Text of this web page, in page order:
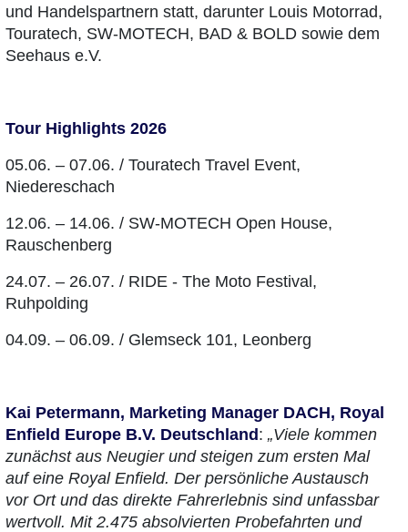
und Handelspartnern statt, darunter Louis Motorrad,
Touratech, SW-MOTECH, BAD & BOLD sowie dem
Seehaus e.V.
Tour Highlights 2026
05.06. – 07.06. / Touratech Travel Event,
Niedereschach
12.06. – 14.06. / SW-MOTECH Open House,
Rauschenberg
24.07. – 26.07. / RIDE - The Moto Festival,
Ruhpolding
04.09. – 06.09. / Glemseck 101, Leonberg
Kai Petermann, Marketing Manager DACH, Royal
Enfield Europe B.V. Deutschland: „Viele kommen
zunächst aus Neugier und steigen zum ersten Mal
auf eine Royal Enfield. Der persönliche Austausch
vor Ort und das direkte Fahrerlebnis sind unfassbar
wertvoll. Mit 2.475 absolvierten Probefahrten und